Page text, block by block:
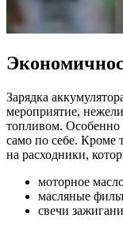
Зарядка
мероприятие,
топливом. Особенно
само по себе. Кроме
на расходники,
моторное
масляные
свечи